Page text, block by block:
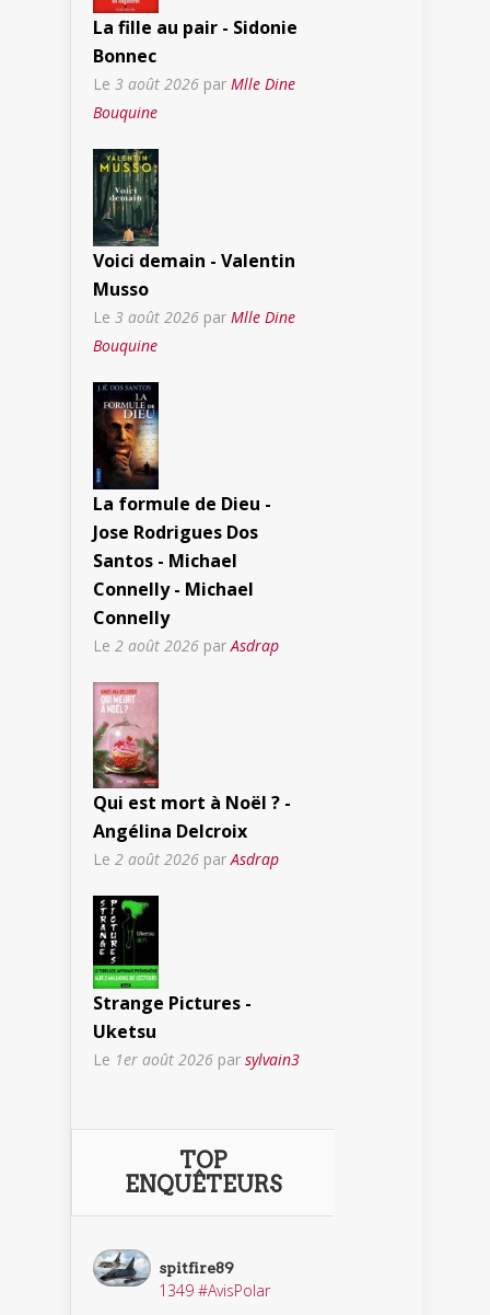
La fille au pair - Sidonie
Bonnec
Le 3 août 2026 par Mlle Dine
Bouquine
Voici demain - Valentin
Musso
Le 3 août 2026 par Mlle Dine
Bouquine
La formule de Dieu -
Jose Rodrigues Dos
Santos - Michael
Connelly - Michael
Connelly
Le 2 août 2026 parAsdrap
Qui est mort à Noël ? -
Angélina Delcroix
Le 2 août 2026 par Asdrap
Strange Pictures -
Uketsu
Le 1er août 2026 par sylvain3
TOP
ENQUÊTEURS
spitfire89
1349 #AvisPolar